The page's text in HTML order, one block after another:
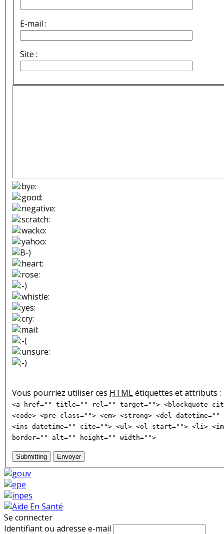
E-mail :
Site :
Vous pourriez utiliser ces HTMLétiquettes et attributs :
<a href="" title="" rel="" target=""> <blockquote
<code> <pre class=""> <em> <strong> <del
<ins datetime="" cite=""> <ul> <ol start=""> <li>
border="" alt="" height="" width="">
Submitting Envoyer
Se connecter
Identifiant ou adresse e-mail